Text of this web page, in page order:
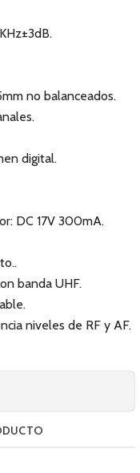
no balanceados.
digital.
DC 17V 300mA.
banda UHF.
niveles de RF y AF.